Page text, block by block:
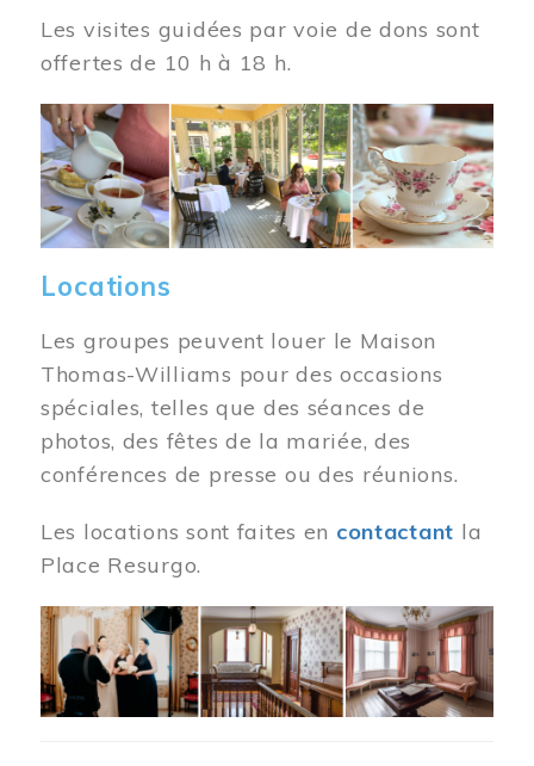
Les visites guidées par voie de dons sont
offertes de 10 h à 18 h.
Image
Locations
Les groupes peuvent louer le Maison
Thomas-Williams pour des occasions
spéciales, telles que des séances de
photos, des fêtes de la mariée, des
conférences de presse ou des réunions.
Les locations sont faites en contactant la
Place Resurgo.
Image